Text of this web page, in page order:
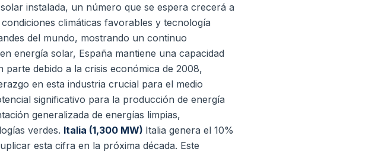
instalada, un número que se espera crecerá a
climáticas favorables y tecnología
del mundo, mostrando un continuo
energía solar, España mantiene una capacidad
debido a la crisis económica de 2008,
en esta industria crucial para el medio
significativo para la producción de energía
generalizada de energías limpias,
verdes. Italia (1,300 MW) Italia genera el 10%
esta cifra en la próxima década. Este